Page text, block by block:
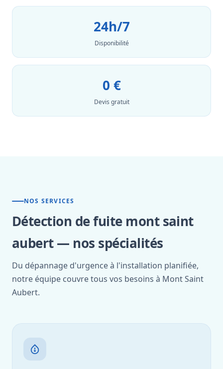
24h/7
Disponibilité
0 €
Devis gratuit
NOS SERVICES
Détection de fuite mont saint
aubert — nos spécialités
Du dépannage d'urgence à l'installation planifiée,
notre équipe couvre tous vos besoins à Mont Saint
Aubert.